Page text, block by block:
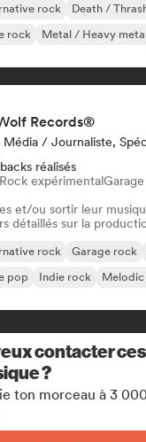
rock Death /
rock Metal / Heavy
Records®
Média / Journaliste,
réalisés
Rock expérimental
et/ou sortir leur
détaillés sur la
rock Garage rock
pop Indie rock
contacter
?
ton morceau à 3